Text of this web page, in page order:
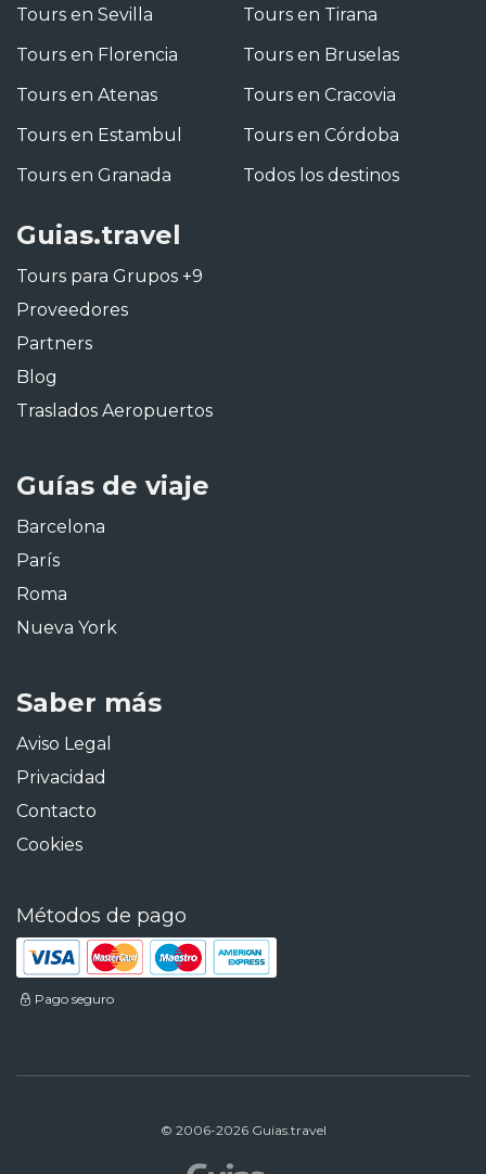
Tours en Sevilla
Tours en Florencia
Tours en Atenas
Tours en Estambul
Tours en Granada
Tours en Tirana
Tours en Bruselas
Tours en Cracovia
Tours en Córdoba
Todos los destinos
Guias.travel
Tours para Grupos +9
Proveedores
Partners
Blog
Traslados Aeropuertos
Guías de viaje
Barcelona
París
Roma
Nueva York
Saber más
Aviso Legal
Privacidad
Contacto
Cookies
Métodos de pago
Pago seguro
© 2006-2026 Guias.travel